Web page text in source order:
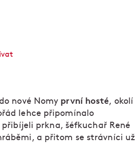
nové Nomy první hosté, okolí
lehce připomínalo
přibíjeli prkna, šéfkuchař René
a přitom se strávníci už